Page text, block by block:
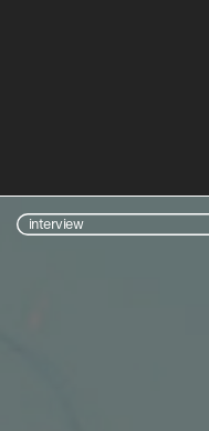
interview